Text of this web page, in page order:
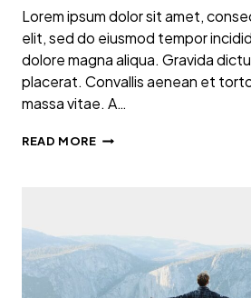
Lorem ipsum dolor sit amet,
elit, sed do eiusmod tempor
dolore magna aliqua. Gravida
placerat. Convallis aenean et
massa vitae. A…
READ MOREQUIS
QUI
EA
VOLUPTATE